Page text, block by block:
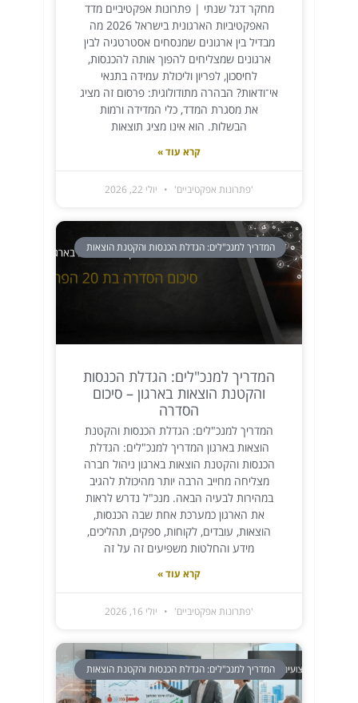
מחקר דגל שנתי | פתרונות אפקטיביים מדד
האפקטיביות הארגונית בישראל 2026 מה
מבדיל בין ארגונים שמנסחים אסטרטגיה לבין
ארגונים שמצליחים להפוך אותה להכנסות,
לחיסכון, לפריון וליכולת עמידה בתנאי
אי־ודאות? הבהרה מתודולוגית: פרסום זה מציג
את מסגרת המדד, כלי המדידה ורמות
הבשלות. הוא אינו מציג תוצאות
קרא עוד »
'פתרונות אפקטיביים' יולי 22, 2026
המדריך למנכ"לים: הגדלת הכנסות והקטנת הוצאות
המדריך למנכ"לים: הגדלת הכנסות
והקטנת הוצאות בארגון – סיכום
הסדרה
המדריך למנכ"לים: הגדלת הכנסות והקטנת
הוצאות בארגון המדריך למנכ"לים: הגדלת
הכנסות והקטנת הוצאות בארגון ניהול חברה
מצליחה מחייב הרבה יותר מהיכולת להגיב
במהירות לבעיה הבאה. מנכ"ל נדרש לראות
את הארגון כמערכת אחת שבה הכנסות,
הוצאות, עובדים, לקוחות, ספקים, תהליכים,
מידע והחלטות משפיעים זה על זה
קרא עוד »
'פתרונות אפקטיביים' יולי 16, 2026
המדריך למנכ"לים: הגדלת הכנסות והקטנת הוצאות